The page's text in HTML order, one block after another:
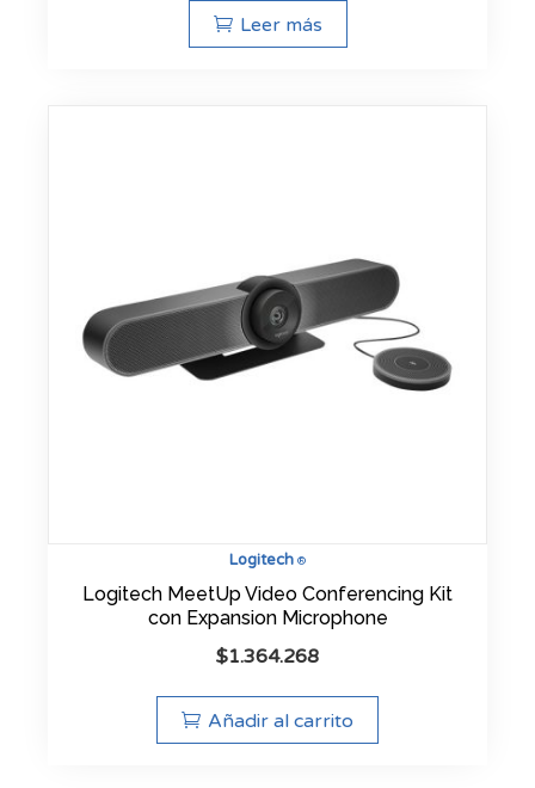
Leer más
Logitech ®
Logitech MeetUp Video Conferencing Kit
con Expansion Microphone
$1.364.268
Añadir al carrito